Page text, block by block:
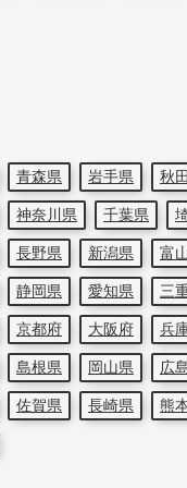
青森県 岩手県 秋
神奈川県 千葉県
長野県 新潟県 富
静岡県 愛知県
三
京都府 大阪府 兵
島根県 岡山県 広
佐賀県 長崎県 熊